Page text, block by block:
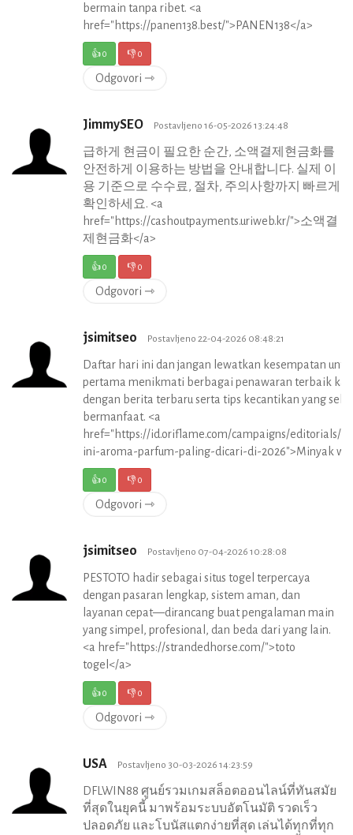
bermain tanpa ribet. <a
href="https://panen138.best/">PANEN138</a>
👍0 👎0
Odgovori ⇾
JimmySEO Postavljeno 16-05-2026 13:24:48
급하게 현금이 필요한 순간, 소액결제현금화를
안전하게 이용하는 방법을 안내합니다. 실제 이
용 기준으로 수수료, 절차, 주의사항까지 빠르게
확인하세요. <a
href="https://cashoutpayments.uriweb.kr/">소액결
제현금화</a>
👍0 👎0
Odgovori ⇾
jsimitseo Postavljeno 22-04-2026 08:48:21
Daftar hari ini dan jangan lewatkan kesempatan
pertama menikmati berbagai penawaran terbaik
dengan berita terbaru serta tips kecantikan yang
bermanfaat. <a
href="https://id.oriflame.com/campaigns/editorials/
ini-aroma-parfum-paling-dicari-di-2026">Minyak
👍0 👎0
Odgovori ⇾
jsimitseo Postavljeno 07-04-2026 10:28:08
PESTOTO hadir sebagai situs togel terpercaya
dengan pasaran lengkap, sistem aman, dan
layanan cepat—dirancang buat pengalaman main
yang simpel, profesional, dan beda dari yang lain.
<a href="https://strandedhorse.com/">toto
togel</a>
👍0 👎0
Odgovori ⇾
USA Postavljeno 30-03-2026 14:23:59
DFLWIN88 ศูนย์รวมเกมสล็อตออนไลน์ที่ทันสมัย
ที่สุดในยุคนี้ มาพร้อมระบบอัตโนมัติ รวดเร็ว
ปลอดภัย และโบนัสแตกง่ายที่สุด เล่นได้ทุกที่ทุก